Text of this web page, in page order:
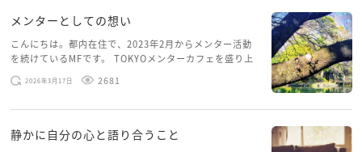
メンターとしての想い
こんにちは。都内在住で、2023年2月からメンター活動
を続けているMFです。 TOKYOメンターカフェを盛り上
げたいという想いから、勇気を出して初めてブログを投
稿してみようと思います。少し自分のことを書いてみま
2026年3月17日 2681
静かに自分の心と語り合うこと